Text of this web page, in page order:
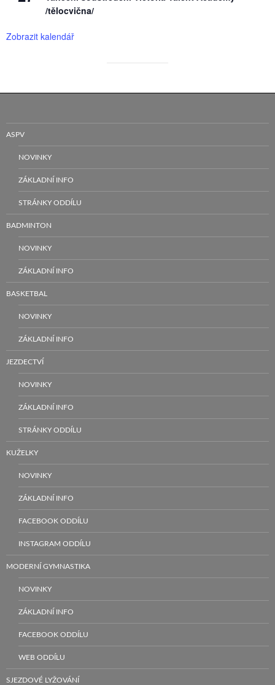
/tělocvična/
Zobrazit kalendář
ASPV
NOVINKY
ZÁKLADNÍ INFO
STRÁNKY ODDÍLU
BADMINTON
NOVINKY
ZÁKLADNÍ INFO
BASKETBAL
NOVINKY
ZÁKLADNÍ INFO
JEZDECTVÍ
NOVINKY
ZÁKLADNÍ INFO
STRÁNKY ODDÍLU
KUŽELKY
NOVINKY
ZÁKLADNÍ INFO
FACEBOOK ODDÍLU
INSTAGRAM ODDÍLU
MODERNÍ GYMNASTIKA
NOVINKY
ZÁKLADNÍ INFO
FACEBOOK ODDÍLU
WEB ODDÍLU
SJEZDOVÉ LYŽOVÁNÍ